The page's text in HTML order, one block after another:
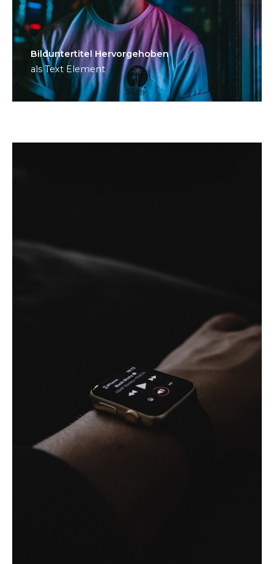
Bild­unter­titel Hervorgehoben
als Text Element